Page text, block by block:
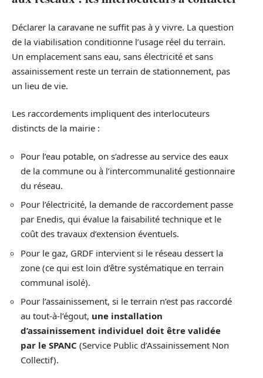
Déclarer la caravane ne suffit pas à y vivre. La question
de la viabilisation conditionne l’usage réel du terrain.
Un emplacement sans eau, sans électricité et sans
assainissement reste un terrain de stationnement, pas
un lieu de vie.
Les raccordements impliquent des interlocuteurs
distincts de la mairie :
Pour l’eau potable, on s’adresse au service des eaux
de la commune ou à l’intercommunalité gestionnaire
du réseau.
Pour l’électricité, la demande de raccordement passe
par Enedis, qui évalue la faisabilité technique et le
coût des travaux d’extension éventuels.
Pour le gaz, GRDF intervient si le réseau dessert la
zone (ce qui est loin d’être systématique en terrain
communal isolé).
Pour l’assainissement, si le terrain n’est pas raccordé
au tout-à-l’égout, une installation
d’assainissement individuel doit être validée
par le SPANC (Service Public d’Assainissement Non
Collectif).